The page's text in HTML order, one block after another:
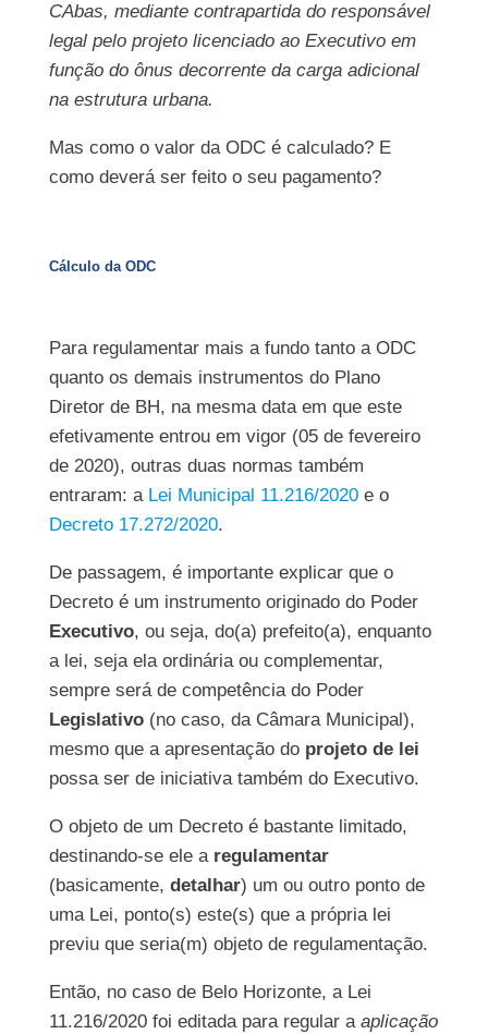
CAbas, mediante contrapartida do responsável
legal pelo projeto licenciado ao Executivo em
função do ônus decorrente da carga adicional
na estrutura urbana.
Mas como o valor da ODC é calculado? E
como deverá ser feito o seu pagamento?
Cálculo da ODC
Para regulamentar mais a fundo tanto a ODC
quanto os demais instrumentos do Plano
Diretor de BH, na mesma data em que este
efetivamente entrou em vigor (05 de fevereiro
de 2020), outras duas normas também
entraram: a Lei Municipal 11.216/2020e o
Decreto 17.272/2020.
De passagem, é importante explicar que o
Decreto é um instrumento originado do Poder
Executivo, ou seja, do(a) prefeito(a), enquanto
a lei, seja ela ordinária ou complementar,
sempre será de competência do Poder
Legislativo(no caso, da Câmara Municipal),
mesmo que a apresentação do projeto de lei
possa ser de iniciativa também do Executivo.
O objeto de um Decreto é bastante limitado,
destinando-se ele a regulamentar
(basicamente, detalhar) um ou outro ponto de
uma Lei, ponto(s) este(s) que a própria lei
previu que seria(m) objeto de regulamentação.
Então, no caso de Belo Horizonte, a Lei
11.216/2020 foi editada para regular a aplicação